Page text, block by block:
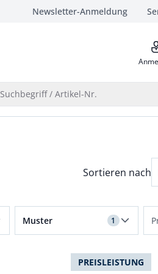
Newsletter-Anmeldung
Suchbegriff / Artikel-Nr.
Menü
Sortieren nach
Filter für Muster gestreift
Muster 1
PREISLEISTUNG